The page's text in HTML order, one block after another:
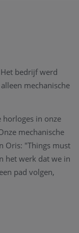
bedrijf werd
mechanische
horloges in onze
mechanische
Oris: "Things must
het werk dat we in
pad volgen,